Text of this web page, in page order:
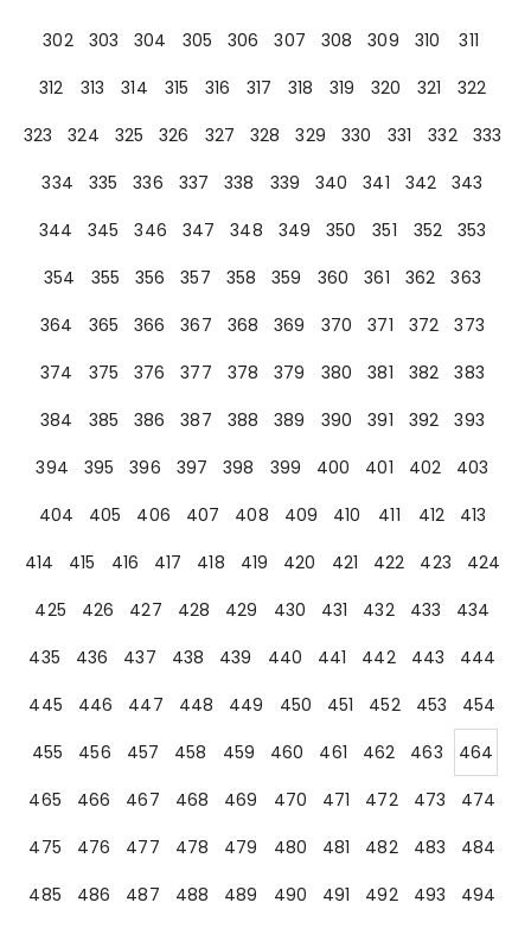
302
303 304 305 306 307 308 309 310
311
312
313 314 315 316 317 318 319 320 321
322
323
324 325 326 327 328 329 330 331 332
333
334
335 336 337 338 339 340 341 342
343
344
345 346 347 348 349 350 351 352
353
354
355 356 357 358 359 360 361 362
363
364
365 366 367 368 369 370 371 372
373
374
375 376 377 378 379 380 381 382
383
384
385 386 387 388 389 390 391 392
393
394
395 396 397 398 399 400 401 402
403
404
405 406 407 408 409 410 411 412
413
414
415 416 417 418 419 420 421 422 423
424
425
426 427 428 429 430 431 432 433
434
435
436 437 438 439 440 441 442 443
444
445
446 447 448 449 450 451 452 453
454
455
456 457 458 459 460 461 462 463
464
465
466 467 468 469 470 471 472 473
474
475
476 477 478 479 480 481 482 483
484
485
486 487 488 489 490 491 492 493
494